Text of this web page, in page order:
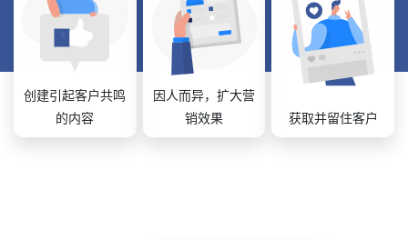
创建引起客户共鸣
的内容
因人而异，扩大营
销效果
获取并留住客户